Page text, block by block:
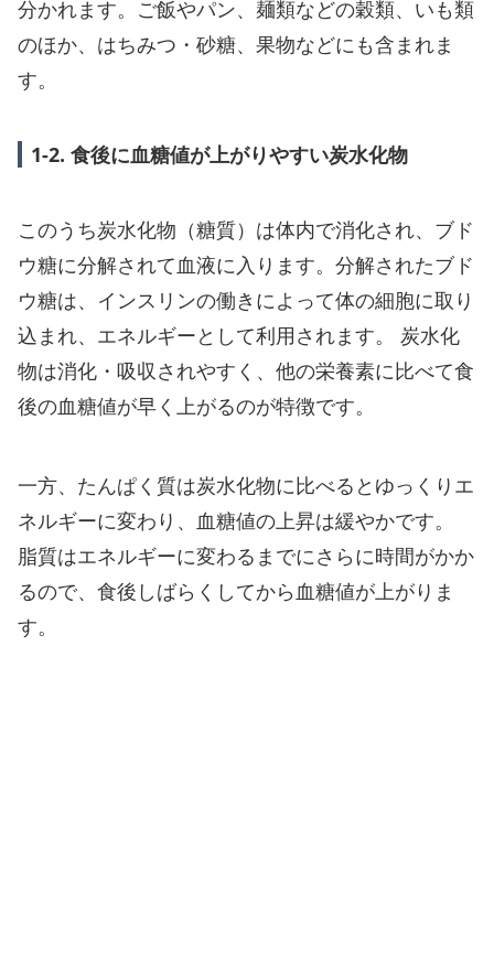
分かれます。ご飯やパン、麺類などの穀類、いも類
のほか、はちみつ・砂糖、果物などにも含まれま
す。
1-2. 食後に血糖値が上がりやすい炭水化物
このうち炭水化物（糖質）は体内で消化され、ブド
ウ糖に分解されて血液に入ります。分解されたブド
ウ糖は、インスリンの働きによって体の細胞に取り
込まれ、エネルギーとして利用されます。 炭水化
物は消化・吸収されやすく、他の栄養素に比べて食
後の血糖値が早く上がるのが特徴です。
一方、たんぱく質は炭水化物に比べるとゆっくりエ
ネルギーに変わり、血糖値の上昇は緩やかです。
脂質はエネルギーに変わるまでにさらに時間がかか
るので、食後しばらくしてから血糖値が上がりま
す。